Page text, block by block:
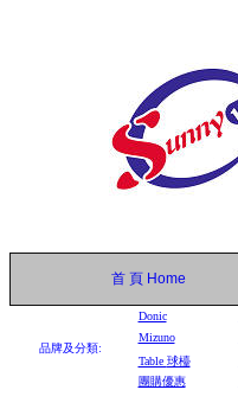
首 頁 Home
品牌及分類:
Donic
Mizuno
Table 球檯
團購優惠